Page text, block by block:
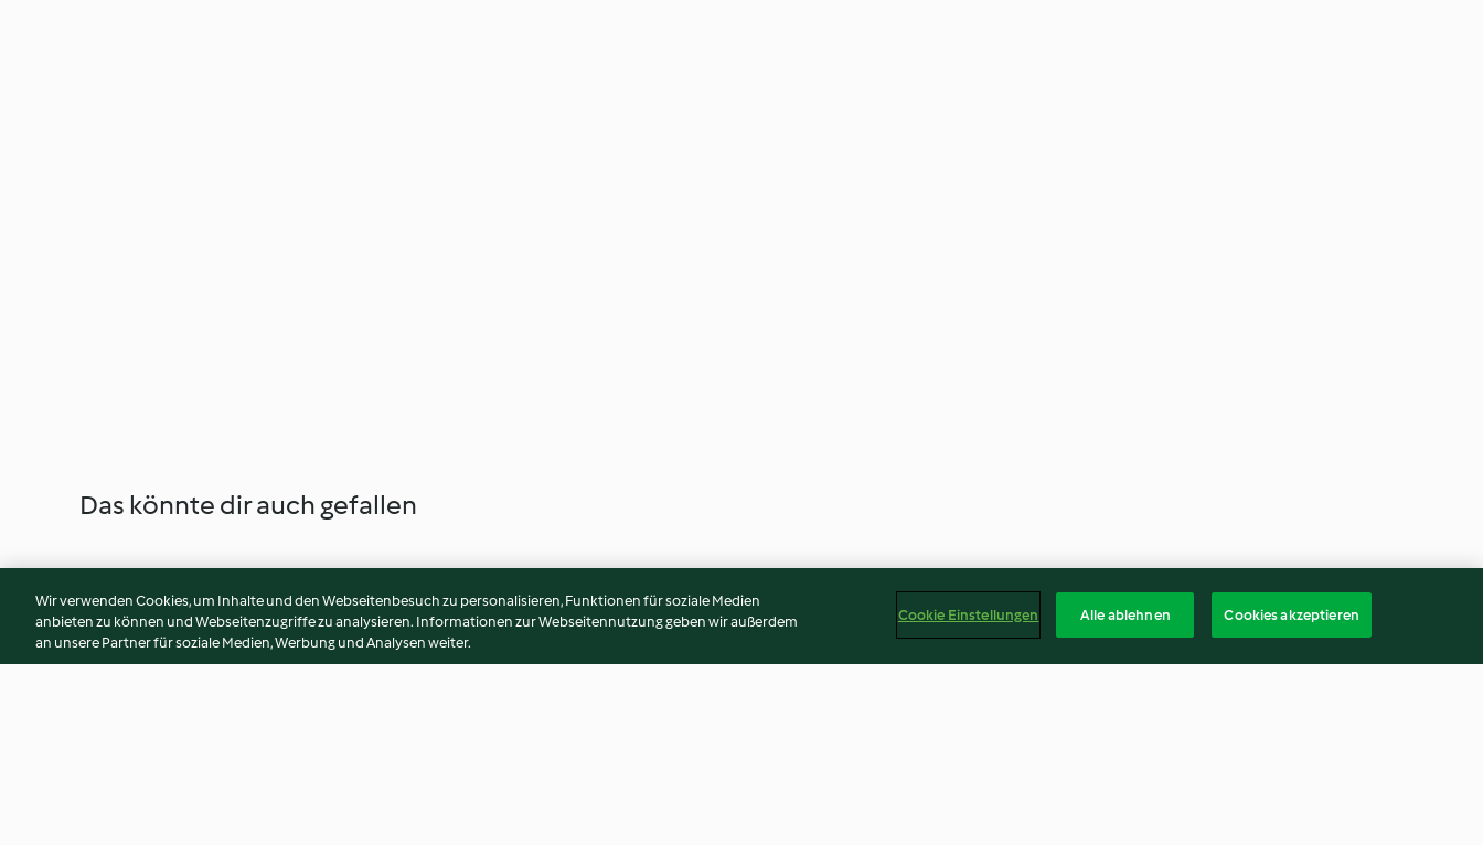
Das könnte dir auch gefallen
Wir verwenden Cookies, um Inhalte und den Webseitenbesuch zu personalisieren, Funktionen für soziale Medien
anbieten zu können und Webseitenzugriffe zu analysieren. Informationen zur Webseitennutzung geben wir außerdem
an unsere Partner für soziale Medien, Werbung und Analysen weiter.
Cookie Einstellungen Alle ablehnen Cookies akzeptieren